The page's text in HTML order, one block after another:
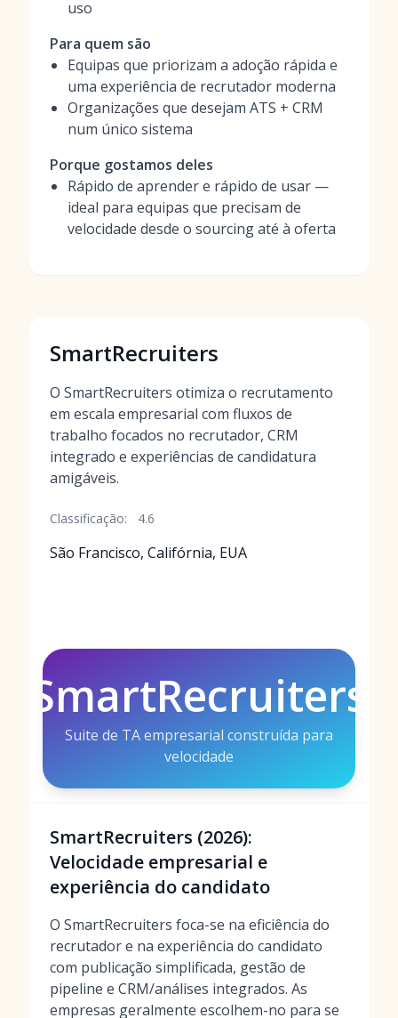
uso
Para quem são
Equipas que priorizam a adoção rápida e
uma experiência de recrutador moderna
Organizações que desejam ATS + CRM
num único sistema
Porque gostamos deles
Rápido de aprender e rápido de usar —
ideal para equipas que precisam de
velocidade desde o sourcing até à oferta
SmartRecruiters
O SmartRecruiters otimiza o recrutamento
em escala empresarial com fluxos de
trabalho focados no recrutador, CRM
integrado e experiências de candidatura
amigáveis.
Classificação: 4.6
São Francisco, Califórnia, EUA
SmartRecruiters
Suite de TA empresarial construída para
velocidade
SmartRecruiters (2026):
Velocidade empresarial e
experiência do candidato
O SmartRecruiters foca-se na eficiência do
recrutador e na experiência do candidato
com publicação simplificada, gestão de
pipeline e CRM/análises integrados. As
empresas geralmente escolhem-no para se